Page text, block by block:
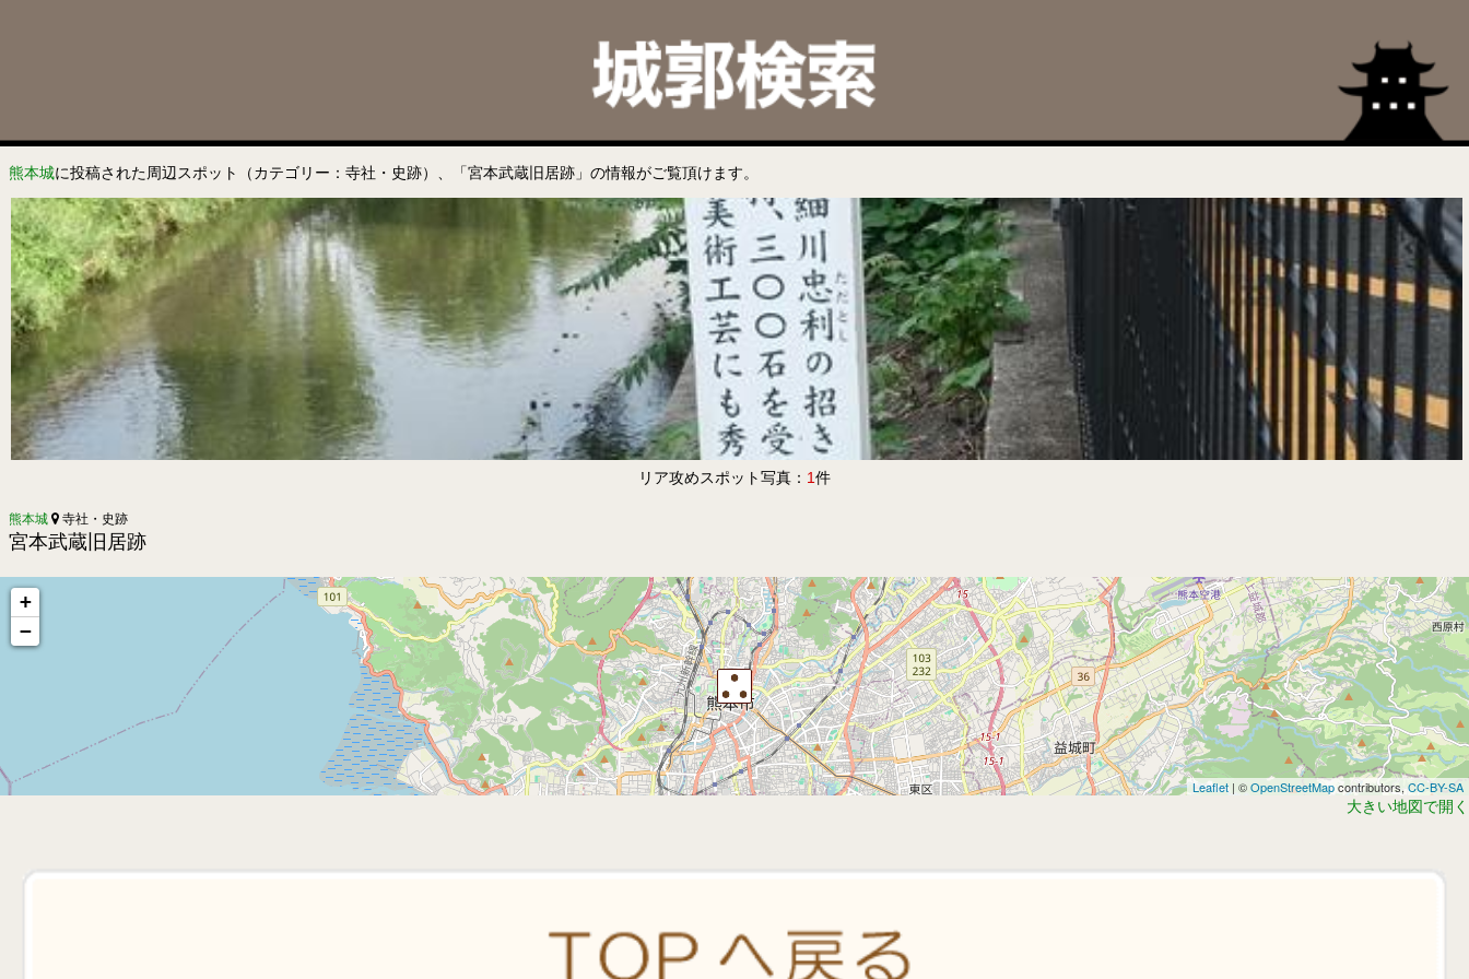
熊本城に投稿された周辺スポット（カテゴリー：寺社・史跡）、「宮本武蔵旧居跡」の情報がご覧頂けます。
リア攻めスポット写真： 1件
熊本城 寺社・史跡
宮本武蔵旧居跡
+
−
Leaflet | ©OpenStreetMapcontributors, CC-BY-SA
大きい地図で開く